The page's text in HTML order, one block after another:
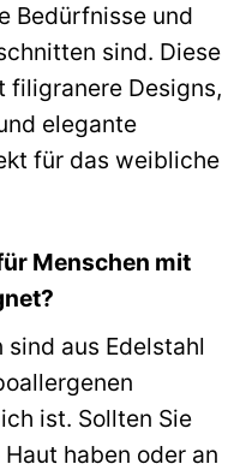
Bedürfnisse und
sind. Diese
filigranere Designs,
elegante
für das weibliche
Menschen mit
sind aus Edelstahl
ist. Sollten Sie
haben oder an